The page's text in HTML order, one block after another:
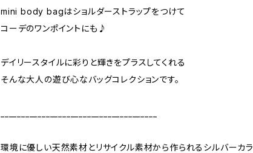
mini body bagはショルダーストラップをつけて
コーデのワンポイントにも♪
デイリースタイルに彩りと輝きをプラスしてくれる
そんな大人の遊び心なバッグコレクションです。
環境に優しい天然素材とリサイクル素材から作られるシルバーカラ